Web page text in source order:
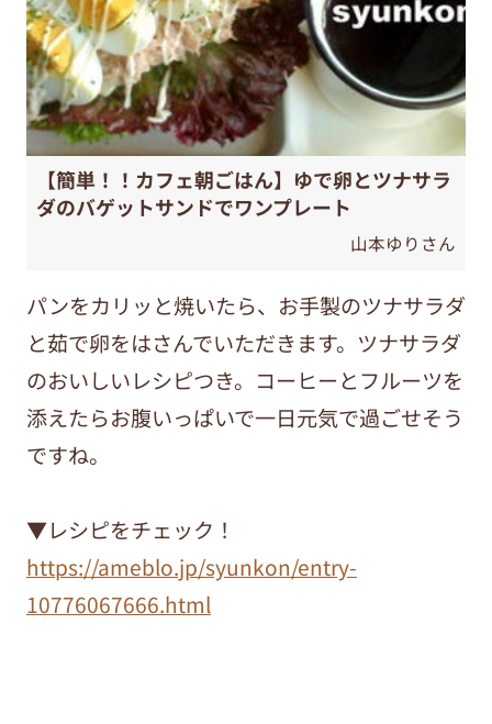
【簡単！！カフェ朝ごはん】ゆで卵とツナサラ
ダのバゲットサンドでワンプレート
山本ゆりさん
パンをカリッと焼いたら、お手製のツナサラダ
と茹で卵をはさんでいただきます。ツナサラダ
のおいしいレシピつき。コーヒーとフルーツを
添えたらお腹いっぱいで一日元気で過ごせそう
ですね。
▼レシピをチェック！
https://ameblo.jp/syunkon/entry-
10776067666.html